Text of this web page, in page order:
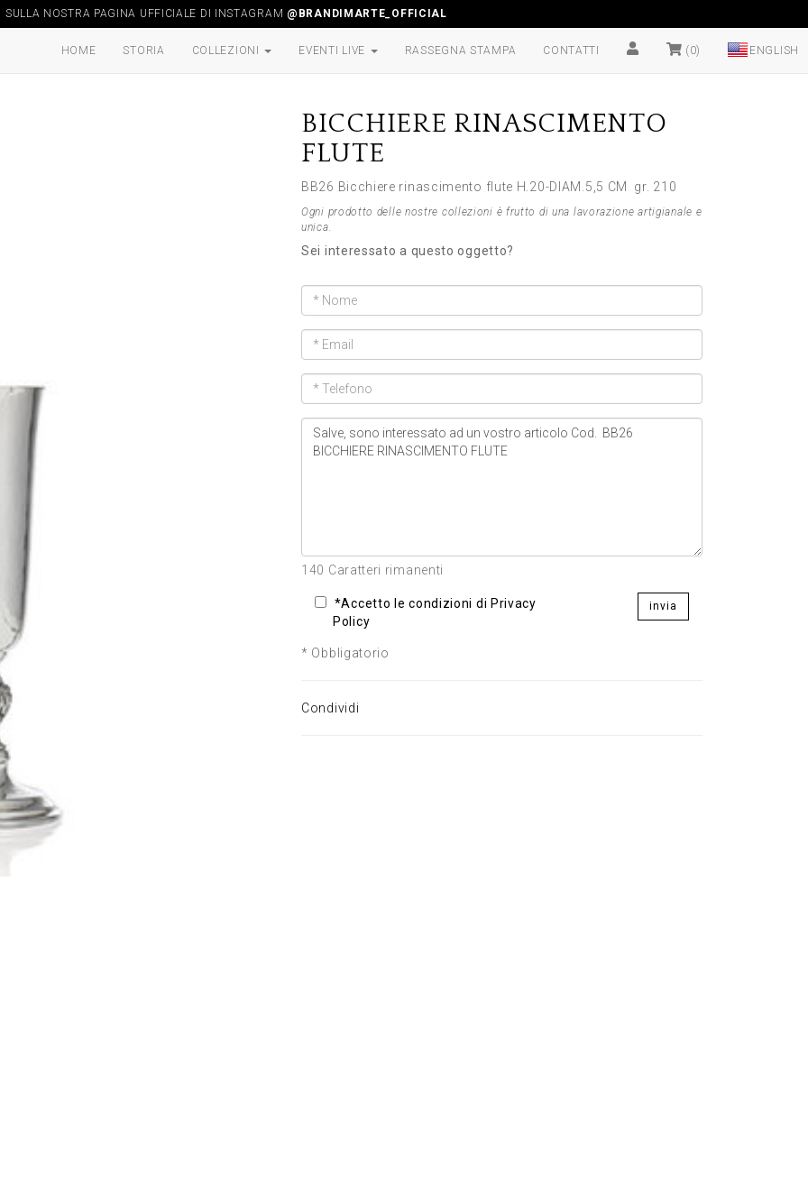
SULLA NOSTRA PAGINA UFFICIALE DI INSTAGRAM @BRANDIMARTE_OFFICIAL
HOME STORIA COLLEZIONI EVENTI LIVE RASSEGNA STAMPA CONTATTI (0)
BICCHIERE RINASCIMENTO
FLUTE
BB26 Bicchiere rinascimento flute H.20-DIAM.5,5 CM gr. 210
Ogni prodotto delle nostre collezioni è frutto di una lavorazione artigianale e
unica.
Sei interessato a questo oggetto?
140 Caratteri rimanenti
*Accetto le condizioni di Privacy
Policy
invia
* Obbligatorio
Condividi